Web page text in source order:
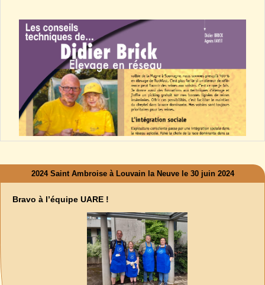
2024 Saint Ambroise à Louvain la Neuve le 30 juin 2024
Bravo à l’équipe UARE !